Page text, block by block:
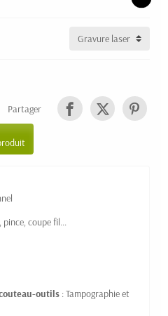
Partager
coupe fil...
outils : Tampographie et